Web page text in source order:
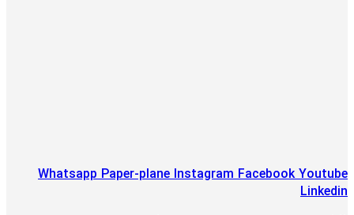
Whatsapp Paper-plane Instagram Facebook Youtube
Linkedin